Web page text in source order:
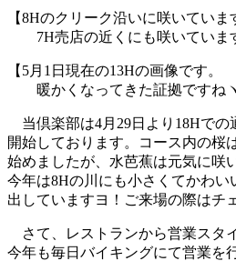
【8Hのクリーク沿いに咲いていま
7H売店の近くにも咲いていま
【5月1日現在の13Hの画像です。
暖かくなってきた証拠ですねヽ
当倶楽部は4月29日より18Hでの
開始しております。コース内の桜
始めましたが、水芭蕉は元気に咲
今年は8Hの川にも小さくてかわい
出していますヨ！ご来場の際はチ
さて、レストランから営業スタ
今年も毎日バイキングにて営業を